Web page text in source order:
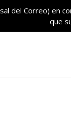
del Correo) en
que